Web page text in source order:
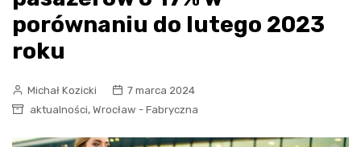
porównaniu do lutego 2023
roku
Michał Kozicki
7 marca 2024
aktualności, Wrocław - Fabryczna